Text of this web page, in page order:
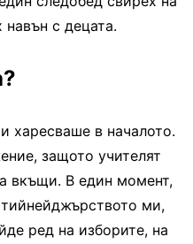
навън с децата.
харесваше в началото.
защото учителят
вкъщи. В един момент,
тийнейджърството ми,
ред на изборите, на